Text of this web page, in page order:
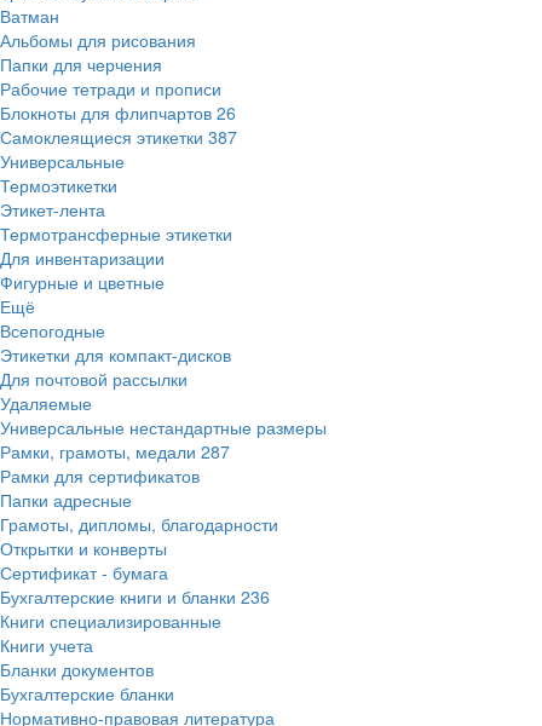
Ватман
Альбомы для рисования
Папки для черчения
Рабочие тетради и прописи
Блокноты для флипчартов 26
Самоклеящиеся этикетки 387
Универсальные
Термоэтикетки
Этикет-лента
Термотрансферные этикетки
Для инвентаризации
Фигурные и цветные
Ещё
Всепогодные
Этикетки для компакт-дисков
Для почтовой рассылки
Удаляемые
Универсальные нестандартные размеры
Рамки, грамоты, медали 287
Рамки для сертификатов
Папки адресные
Грамоты, дипломы, благодарности
Открытки и конверты
Сертификат - бумага
Бухгалтерские книги и бланки 236
Книги специализированные
Книги учета
Бланки документов
Бухгалтерские бланки
Нормативно-правовая литература